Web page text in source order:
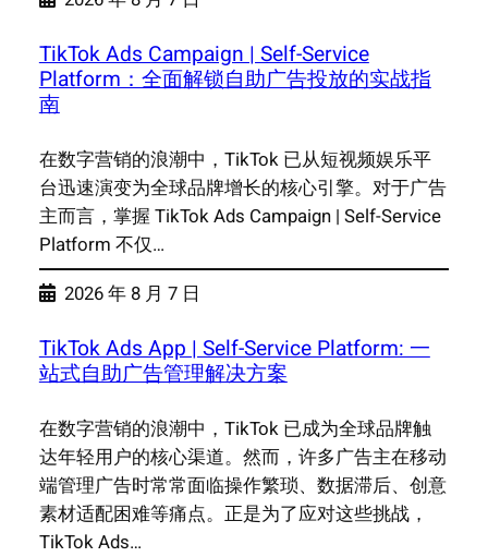
TikTok Ads Campaign | Self-Service
Platform：全面解锁自助广告投放的实战指
南
在数字营销的浪潮中，TikTok 已从短视频娱乐平
台迅速演变为全球品牌增长的核心引擎。对于广告
主而言，掌握 TikTok Ads Campaign | Self-Service
Platform 不仅…
2026 年 8 月 7 日
TikTok Ads App | Self-Service Platform: 一
站式自助广告管理解决方案
在数字营销的浪潮中，TikTok 已成为全球品牌触
达年轻用户的核心渠道。然而，许多广告主在移动
端管理广告时常常面临操作繁琐、数据滞后、创意
素材适配困难等痛点。正是为了应对这些挑战，
TikTok Ads…